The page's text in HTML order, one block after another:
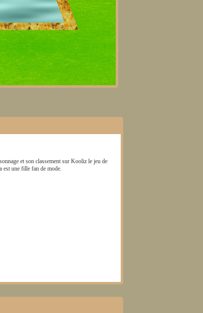
et son classement sur Kooliz le jeu de
est une fille fan de mode.